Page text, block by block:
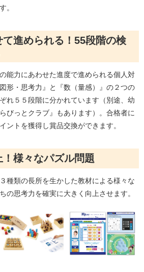
。
て進められる！55段階の検
能力にあわせた進度で進められる個人対
形・思考力』と『数（量感）』の２つの
れ５５段階に分かれています（別途、幼
びっとクラブ』もあります）。合格者に
ントを獲得し賞品交換ができます。
！様々なパズル問題
種類の長所を生かした教材による様々な
の思考力を確実に大きく向上させます。